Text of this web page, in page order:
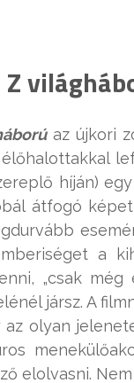
az újkori
híján)
átfogó
a
„csak még
jársz. A
az olyan
elolvasni.